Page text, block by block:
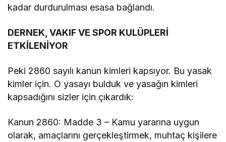
kadar durdurulması esasa bağlandı.
DERNEK, VAKIF VE SPOR KULÜPLERİ
ETKİLENİYOR
Peki 2860 sayılı kanun kimleri kapsıyor. Bu yasak
kimler için. O yasayı bulduk ve yasağın kimleri
kapsadığını sizler için çıkardık:
Kanun 2860: Madde 3 – Kamu yararına uygun
olarak, amaçlarını gerçekleştirmek, muhtaç kişilere